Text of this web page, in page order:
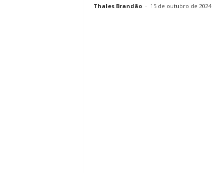
Thales Brandão - 15 de outubro de 2024